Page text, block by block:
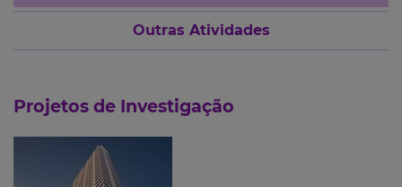
Outras Atividades
Projetos de Investigação